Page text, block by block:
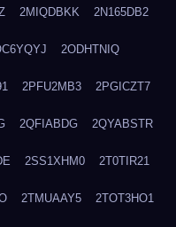
2MIQDBKK 2N165DB2
2ODHTNIQ
2PFU2MB3 2PGICZT7
2QFIABDG 2QYABSTR
2SS1XHM0 2T0TIR21
2TMUAAY5 2TOT3HO1